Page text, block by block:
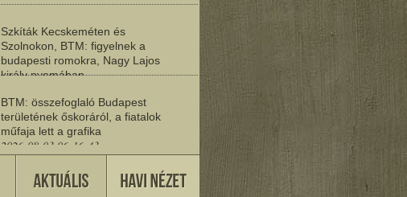
Szkíták Kecskeméten és
Szolnokon, BTM: figyelnek a
budapesti romokra, Nagy Lajos
király nyomában
BTM: összefoglaló Budapest
területének őskoráról, a fiatalok
műfaja lett a grafika
2026-08-03 06:16:43
A múlt jövője
2026-07-27 22:37:30